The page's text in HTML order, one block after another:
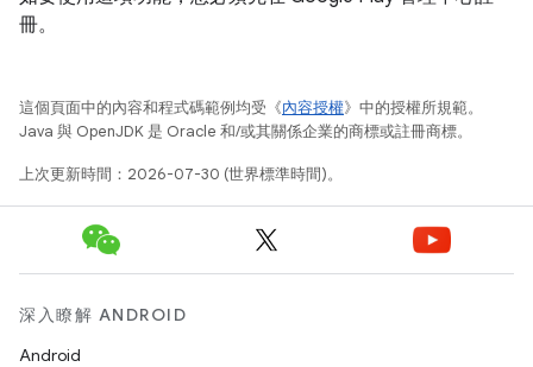
冊。
這個頁面中的內容和程式碼範例均受《內容授權》中的授權所規範。
Java 與 OpenJDK 是 Oracle 和/或其關係企業的商標或註冊商標。
上次更新時間：2026-07-30 (世界標準時間)。
深入瞭解 ANDROID
Android